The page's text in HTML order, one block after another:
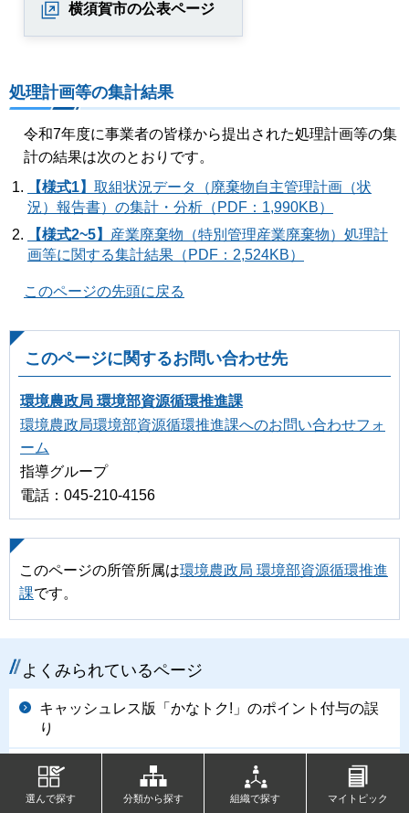
横須賀市の公表ページ
処理計画等の集計結果
令和7年度に事業者の皆様から提出された処理計画等の集
計の結果は次のとおりです。
【様式1】 取組状況データ（廃棄物自主管理計画（状
況）報告書）の集計・分析（PDF：1,990KB）
【様式2~5】 産業廃棄物（特別管理産業廃棄物）処理計
画等に関する集計結果（PDF：2,524KB）
このページの先頭に戻る
このページに関するお問い合わせ先
環境農政局 環境部資源循環推進課
環境農政局環境部資源循環推進課へのお問い合わせフォ
ーム
指導グループ
電話：045-210-4156
このページの所管所属は環境農政局 環境部資源循環推進
課です。
よくみられているページ
キャッシュレス版「かなトク!」のポイント付与の誤
り
公私合同説明・相談会
神奈川県の活断層
選んで探す 分類から探す 組織で探す マイトピック